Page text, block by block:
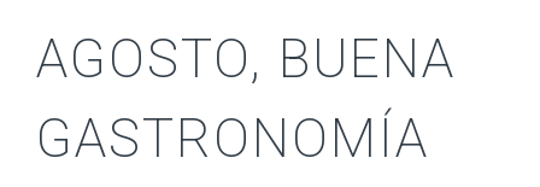
AGOSTO, BUENA
GASTRONOMÍA